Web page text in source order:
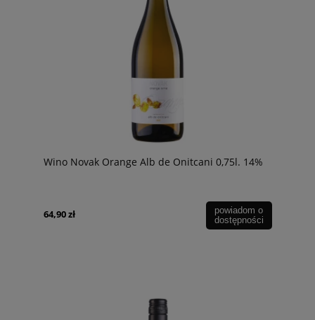
Wino Novak Orange Alb de Onitcani 0,75l. 14%
64,90 zł
powiadom o
dostępności